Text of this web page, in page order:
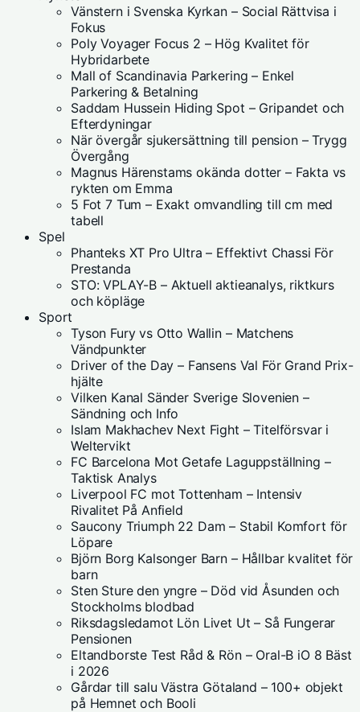
Vänstern i Svenska Kyrkan – Social Rättvisa i
Fokus
Poly Voyager Focus 2 – Hög Kvalitet för
Hybridarbete
Mall of Scandinavia Parkering – Enkel
Parkering & Betalning
Saddam Hussein Hiding Spot – Gripandet och
Efterdyningar
När övergår sjukersättning till pension – Trygg
Övergång
Magnus Härenstams okända dotter – Fakta vs
rykten om Emma
5 Fot 7 Tum – Exakt omvandling till cm med
tabell
Spel
Phanteks XT Pro Ultra – Effektivt Chassi För
Prestanda
STO: VPLAY-B – Aktuell aktieanalys, riktkurs
och köpläge
Sport
Tyson Fury vs Otto Wallin – Matchens
Vändpunkter
Driver of the Day – Fansens Val För Grand Prix-
hjälte
Vilken Kanal Sänder Sverige Slovenien –
Sändning och Info
Islam Makhachev Next Fight – Titelförsvar i
Weltervikt
FC Barcelona Mot Getafe Laguppställning –
Taktisk Analys
Liverpool FC mot Tottenham – Intensiv
Rivalitet På Anfield
Saucony Triumph 22 Dam – Stabil Komfort för
Löpare
Björn Borg Kalsonger Barn – Hållbar kvalitet för
barn
Sten Sture den yngre – Död vid Åsunden och
Stockholms blodbad
Riksdagsledamot Lön Livet Ut – Så Fungerar
Pensionen
Eltandborste Test Råd & Rön – Oral-B iO 8 Bäst
i 2026
Gårdar till salu Västra Götaland – 100+ objekt
på Hemnet och Booli